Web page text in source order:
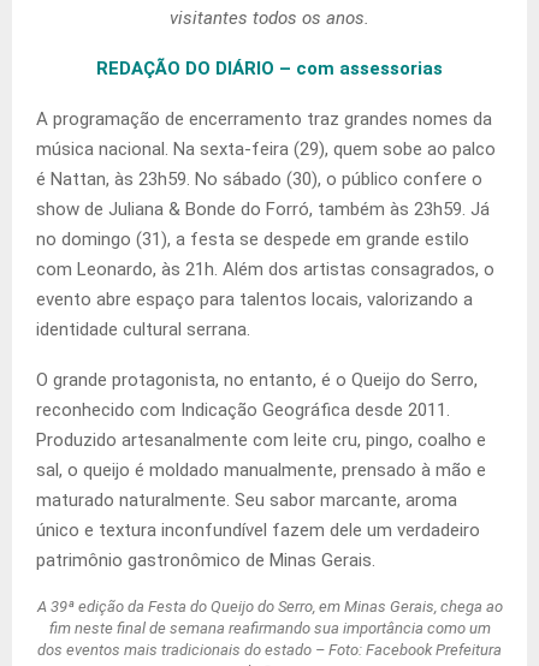
visitantes todos os anos.
REDAÇÃO DO DIÁRIO – com assessorias
A programação de encerramento traz grandes nomes da
música nacional. Na sexta-feira (29), quem sobe ao palco
é Nattan, às 23h59. No sábado (30), o público confere o
show de Juliana & Bonde do Forró, também às 23h59. Já
no domingo (31), a festa se despede em grande estilo
com Leonardo, às 21h. Além dos artistas consagrados, o
evento abre espaço para talentos locais, valorizando a
identidade cultural serrana.
O grande protagonista, no entanto, é o Queijo do Serro,
reconhecido com Indicação Geográfica desde 2011.
Produzido artesanalmente com leite cru, pingo, coalho e
sal, o queijo é moldado manualmente, prensado à mão e
maturado naturalmente. Seu sabor marcante, aroma
único e textura inconfundível fazem dele um verdadeiro
patrimônio gastronômico de Minas Gerais.
A 39ª edição da Festa do Queijo do Serro, em Minas Gerais, chega ao
fim neste final de semana reafirmando sua importância como um
dos eventos mais tradicionais do estado – Foto: Facebook Prefeitura